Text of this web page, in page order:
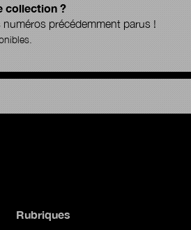
collection ?
précédemment parus !
Rubriques